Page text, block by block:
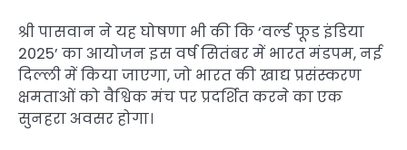
श्री पासवान ने यह घोषणा भी की कि ‘वर्ल्ड फूड इंडिया
2025’ का आयोजन इस वर्ष सितंबर में भारत मंडपम, नई
दिल्ली में किया जाएगा, जो भारत की खाद्य प्रसंस्करण
क्षमताओं को वैश्विक मंच पर प्रदर्शित करने का एक
सुनहरा अवसर होगा।